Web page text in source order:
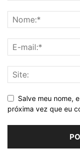
Salve meu nome,
próxima vez que eu